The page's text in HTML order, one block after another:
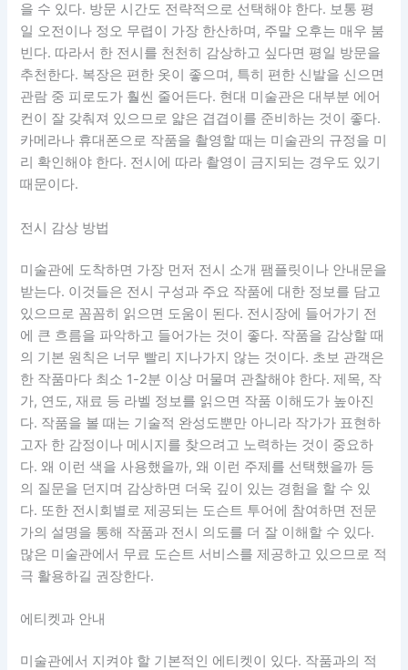
을 수 있다. 방문 시간도 전략적으로 선택해야 한다. 보통 평
일 오전이나 정오 무렵이 가장 한산하며, 주말 오후는 매우 붐
빈다. 따라서 한 전시를 천천히 감상하고 싶다면 평일 방문을
추천한다. 복장은 편한 옷이 좋으며, 특히 편한 신발을 신으면
관람 중 피로도가 훨씬 줄어든다. 현대 미술관은 대부분 에어
컨이 잘 갖춰져 있으므로 얇은 겹겹이를 준비하는 것이 좋다.
카메라나 휴대폰으로 작품을 촬영할 때는 미술관의 규정을 미
리 확인해야 한다. 전시에 따라 촬영이 금지되는 경우도 있기
때문이다.
전시 감상 방법
미술관에 도착하면 가장 먼저 전시 소개 팸플릿이나 안내문을
받는다. 이것들은 전시 구성과 주요 작품에 대한 정보를 담고
있으므로 꼼꼼히 읽으면 도움이 된다. 전시장에 들어가기 전
에 큰 흐름을 파악하고 들어가는 것이 좋다. 작품을 감상할 때
의 기본 원칙은 너무 빨리 지나가지 않는 것이다. 초보 관객은
한 작품마다 최소 1-2분 이상 머물며 관찰해야 한다. 제목, 작
가, 연도, 재료 등 라벨 정보를 읽으면 작품 이해도가 높아진
다. 작품을 볼 때는 기술적 완성도뿐만 아니라 작가가 표현하
고자 한 감정이나 메시지를 찾으려고 노력하는 것이 중요하
다. 왜 이런 색을 사용했을까, 왜 이런 주제를 선택했을까 등
의 질문을 던지며 감상하면 더욱 깊이 있는 경험을 할 수 있
다. 또한 전시회별로 제공되는 도슨트 투어에 참여하면 전문
가의 설명을 통해 작품과 전시 의도를 더 잘 이해할 수 있다.
많은 미술관에서 무료 도슨트 서비스를 제공하고 있으므로 적
극 활용하길 권장한다.
에티켓과 안내
미술관에서 지켜야 할 기본적인 에티켓이 있다. 작품과의 적